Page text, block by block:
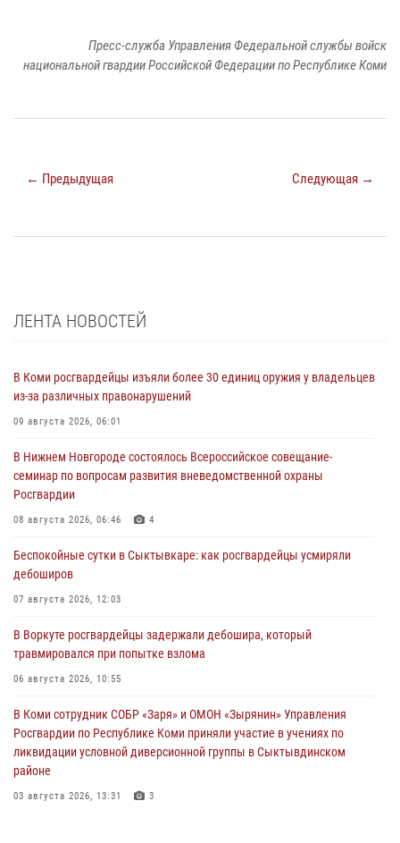
Пресс-служба Управления Федеральной службы войск
национальной гвардии Российской Федерации по Республике Коми
← Предыдущая Следующая →
ЛЕНТА НОВОСТЕЙ
В Коми росгвардейцы изъяли более 30 единиц оружия у владельцев
из-за различных правонарушений
09 августа 2026, 06:01
В Нижнем Новгороде состоялось Всероссийское совещание-
семинар по вопросам развития вневедомственной охраны
Росгвардии
08 августа 2026, 06:46 4
Беспокойные сутки в Сыктывкаре: как росгвардейцы усмиряли
дебоширов
07 августа 2026, 12:03
В Воркуте росгвардейцы задержали дебошира, который
травмировался при попытке взлома
06 августа 2026, 10:55
В Коми сотрудник СОБР «Заря» и ОМОН «Зырянин» Управления
Росгвардии по Республике Коми приняли участие в учениях по
ликвидации условной диверсионной группы в Сыктывдинском
районе
03 августа 2026, 13:31 3